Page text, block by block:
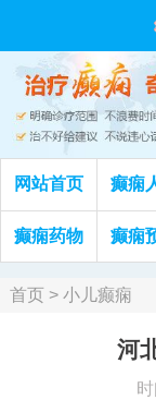
网站首页 癫痫
癫痫药物 癫痫
首页> 小儿癫痫
河